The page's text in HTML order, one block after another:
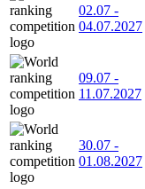
02.07 -
04.07.2027
09.07 -
11.07.2027
30.07 -
01.08.2027